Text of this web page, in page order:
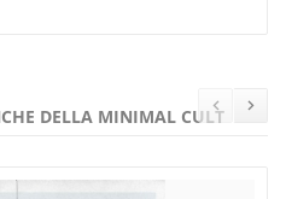
DELLA MINIMAL CULT